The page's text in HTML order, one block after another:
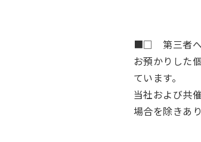
■□ 第三者へ
お預かりした
ています。
当社および共
場合を除きあ